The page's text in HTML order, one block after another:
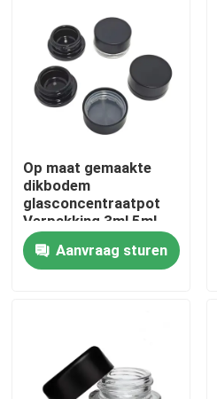
Producten
Op maat gemaakte
dikbodem
glasconcentraatpot
Verpakking 3ml 5ml
7ml 9ml 15ml
Kinderwaardig
Aanvraag sturen